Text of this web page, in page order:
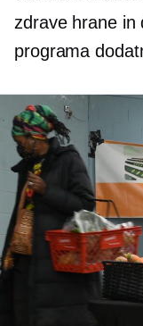
zdrave hrane in
programa